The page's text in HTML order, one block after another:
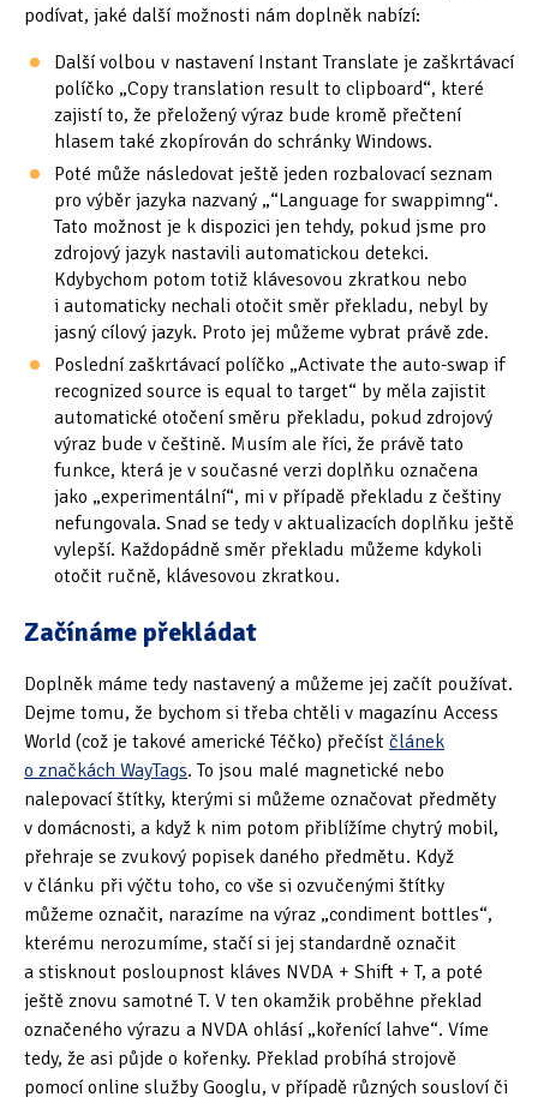
podívat, jaké další možnosti nám doplněk nabízí:
Další volbou v nastavení Instant Translate je zaškrtávací
políčko „Copy translation result to clipboard“, které
zajistí to, že přeložený výraz bude kromě přečtení
hlasem také zkopírován do schránky Windows.
Poté může následovat ještě jeden rozbalovací seznam
pro výběr jazyka nazvaný „“Language for swappimng“.
Tato možnost je k dispozici jen tehdy, pokud jsme pro
zdrojový jazyk nastavili automatickou detekci.
Kdybychom potom totiž klávesovou zkratkou nebo
i automaticky nechali otočit směr překladu, nebyl by
jasný cílový jazyk. Proto jej můžeme vybrat právě zde.
Poslední zaškrtávací políčko „Activate the auto-swap if
recognized source is equal to target“ by měla zajistit
automatické otočení směru překladu, pokud zdrojový
výraz bude v češtině. Musím ale říci, že právě tato
funkce, která je v současné verzi doplňku označena
jako „experimentální“, mi v případě překladu z češtiny
nefungovala. Snad se tedy v aktualizacích doplňku ještě
vylepší. Každopádně směr překladu můžeme kdykoli
otočit ručně, klávesovou zkratkou.
Začínáme překládat
Doplněk máme tedy nastavený a můžeme jej začít používat.
Dejme tomu, že bychom si třeba chtěli v magazínu Access
World (což je takové americké Téčko) přečíst článek
o značkách WayTags. To jsou malé magnetické nebo
nalepovací štítky, kterými si můžeme označovat předměty
v domácnosti, a když k nim potom přiblížíme chytrý mobil,
přehraje se zvukový popisek daného předmětu. Když
v článku při výčtu toho, co vše si ozvučenými štítky
můžeme označit, narazíme na výraz „condiment bottles“,
kterému nerozumíme, stačí si jej standardně označit
a stisknout posloupnost kláves NVDA + Shift + T, a poté
ještě znovu samotné T. V ten okamžik proběhne překlad
označeného výrazu a NVDA ohlásí „kořenící lahve“. Víme
tedy, že asi půjde o kořenky. Překlad probíhá strojově
pomocí online služby Googlu, v případě různých sousloví či